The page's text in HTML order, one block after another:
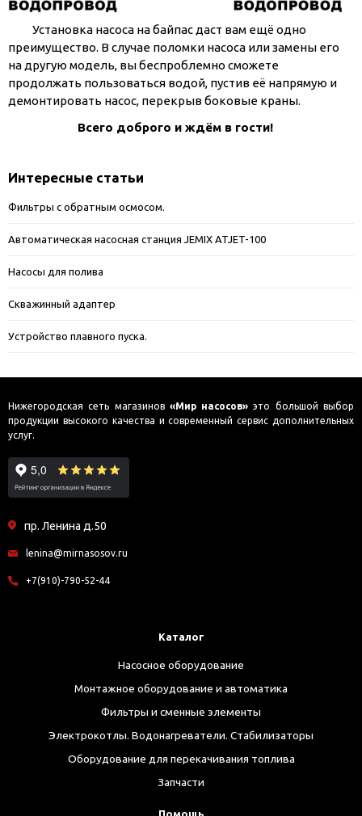
Интересные статьи
Фильтры с обратным осмосом.
Автоматическая насосная станция JEMIX ATJET-100
Насосы для полива
Скважинный адаптер
Устройство плавного пуска.
Установка насоса на байпас даст вам ещё одно
преимущество. В случае поломки насоса или замены его
на другую модель, вы беспроблемно сможете
продолжать пользоваться водой, пустив её напрямую и
демонтировать насос, перекрыв боковые краны.
Всего доброго и ждём в гости!
Нижегородская сеть магазинов «Мир насосов» это большой выбор
продукции высокого качества и современный сервис дополнительных
услуг.
пр. Ленина д.50
lenina@mirnasosov.ru
+7(910)-790-52-44
Каталог
Насосное оборудование
Монтажное оборудование и автоматика
Фильтры и сменные элементы
Электрокотлы. Водонагреватели. Стабилизаторы
Оборудование для перекачивания топлива
Запчасти